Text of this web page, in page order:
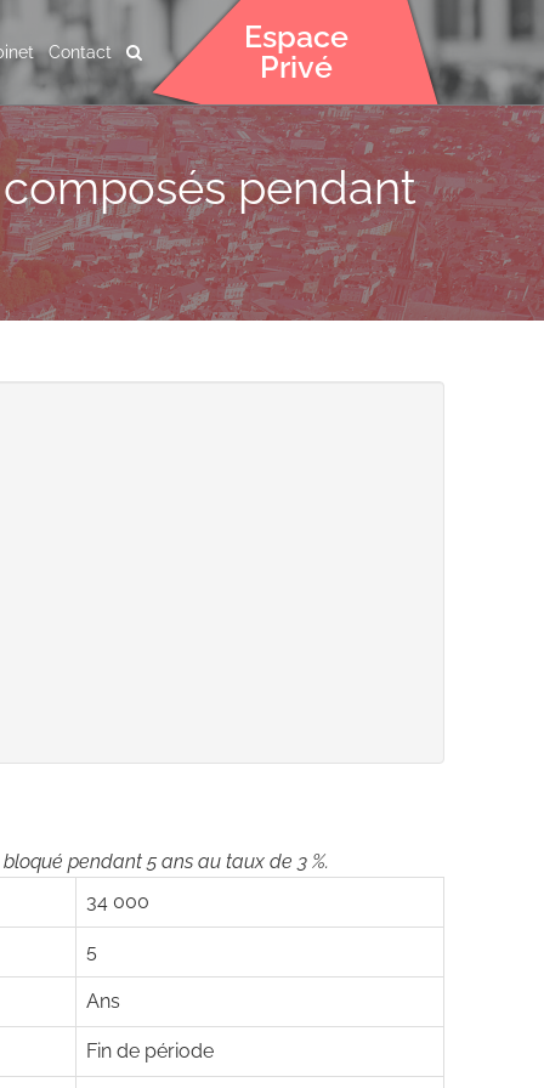
Contact
Espace
Privé
pendant
pendant 5 ans au taux de 3 %.
34 000
5
Ans
Fin de période